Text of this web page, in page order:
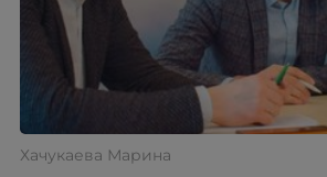
Хачукаева Марина